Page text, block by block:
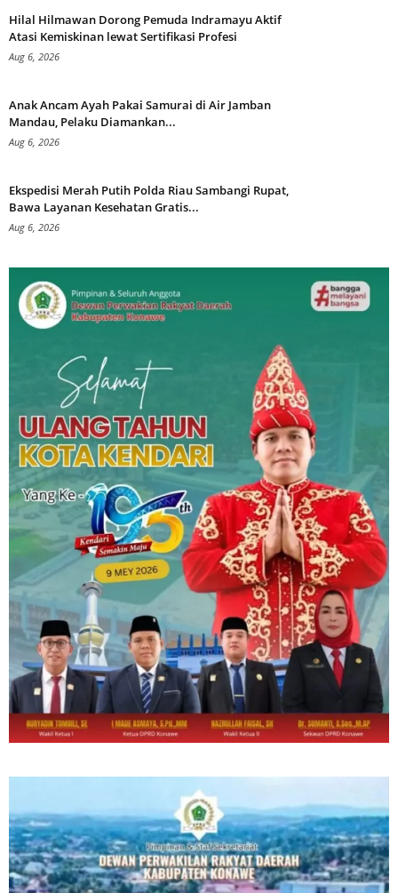
Hilal Hilmawan Dorong Pemuda Indramayu Aktif
Atasi Kemiskinan lewat Sertifikasi Profesi
Aug 6, 2026
Anak Ancam Ayah Pakai Samurai di Air Jamban
Mandau, Pelaku Diamankan...
Aug 6, 2026
Ekspedisi Merah Putih Polda Riau Sambangi Rupat,
Bawa Layanan Kesehatan Gratis...
Aug 6, 2026